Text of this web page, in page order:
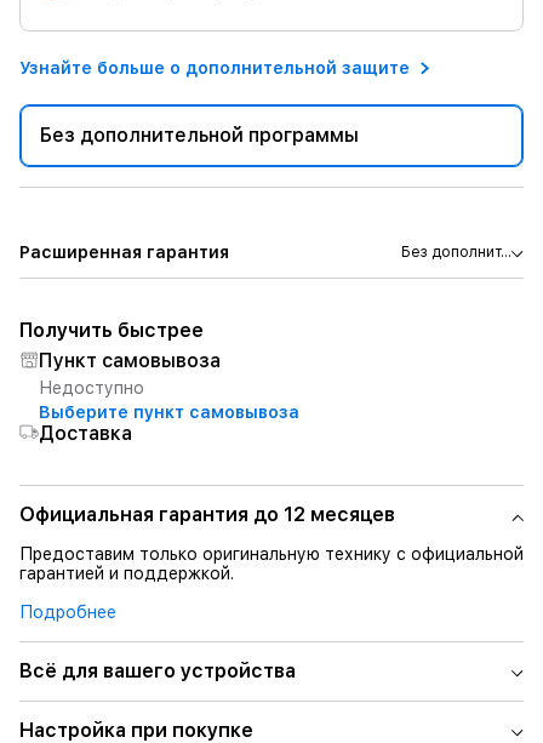
Узнайте больше о дополнительной защите
Без дополнительной программы
Расширенная гарантия Без дополнит...
Получить быстрее
Пункт самовывоза
Недоступно
Выберите пункт самовывоза
Доставка
Официальная гарантия до 12 месяцев
Предоставим только оригинальную технику с официальной
гарантией и поддержкой.
Подробнее
Всё для вашего устройства
Настройка при покупке